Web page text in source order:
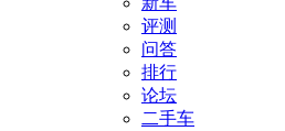
评测
问答
排行
论坛
二手车